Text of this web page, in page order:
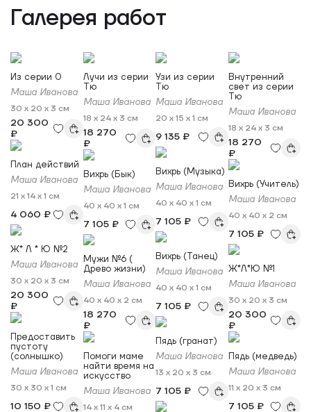
Галерея работ
Из серии 0
Маша Иванова
30 x 20 x 3 см
20 300
₽
План действий
Маша Иванова
21 x 14 x 1 см
4 060 ₽
Ж* Л * Ю №2
Маша Иванова
30 x 20 x 3 см
20 300
₽
Предоставить
пустоту
(солнышко)
Маша Иванова
30 x 30 x 1 см
10 150 ₽
Лучи из серии
Тю
Маша Иванова
18 x 24 x 3 см
18 270
₽
Вихрь (Бык)
Маша Иванова
40 x 40 x 1 см
7 105 ₽
Мужи №6 (
Древо жизни)
Маша Иванова
40 x 40 x 2 см
18 270
₽
Помоги маме
найти время на
искусство
Маша Иванова
14 x 11 x 4 см
Узи из серии
Тю
Маша Иванова
20 x 15 x 1 см
9 135 ₽
Вихрь (Музыка)
Маша Иванова
40 x 40 x 1 см
7 105 ₽
Вихрь (Танец)
Маша Иванова
40 x 40 x 1 см
7 105 ₽
Пядь (гранат)
Маша Иванова
13 x 20 x 3 см
7 105 ₽
Внутренний
свет из серии
Тю
Маша Иванова
18 x 24 x 3 см
18 270
₽
Вихрь (Учитель)
Маша Иванова
40 x 40 x 2 см
7 105 ₽
Ж*Л*Ю №1
Маша Иванова
30 x 20 x 3 см
20 300
₽
Пядь (медведь)
Маша Иванова
11 x 20 x 3 см
7 105 ₽